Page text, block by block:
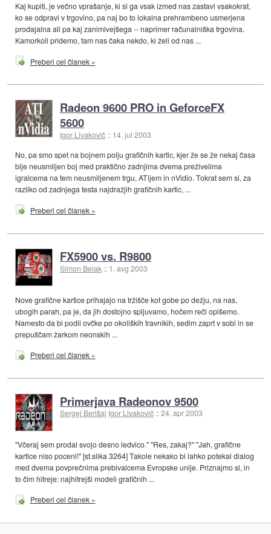
Kaj kupiti, je večno vprašanje, ki si ga vsak izmed nas zastavi vsakokrat,
ko se odpravi v trgovino, pa naj bo to lokalna prehrambeno usmerjena
prodajalna ali pa kaj zanimivejšega -- naprimer računalniška trgovina.
Kamorkoli pridemo, tam nas čaka nekdo, ki želi od nas ...
Preberi cel članek »
Radeon 9600 PRO in GeforceFX
5600
Igor Livakovič :: 14. jul 2003
No, pa smo spet na bojnem polju grafičnih kartic, kjer že se že nekaj časa
bije neusmiljen boj med praktično zadnjima dvema preživelima
igralcema na tem neusmiljenem trgu, ATijem in nVidio. Tokrat sem si, za
razliko od zadnjega testa najdražjih grafičnih kartic, ...
Preberi cel članek »
FX5900 vs. R9800
Simon Belak :: 1. avg 2003
Nove grafične kartice prihajajo na tržišče kot gobe po dežju, na nas,
ubogih parah, pa je, da jih dostojno spljuvamo, hočem reči opišemo.
Namesto da bi podil ovčke po okoliških travnikih, sedim zaprt v sobi in se
prepuščam žarkom neonskih ...
Preberi cel članek »
Primerjava Radeonov 9500
Sergej Berišaj Igor Livakovič ::24. apr 2003
"Včeraj sem prodal svojo desno ledvico." "Res, zakaj?" "Jah, grafične
kartice niso poceni!" [st.slika 3264] Takole nekako bi lahko potekal dialog
med dvema povprečnima prebivalcema Evropske unije. Priznajmo si, in
to čim hitreje: najhitrejši modeli grafičnih ...
Preberi cel članek »